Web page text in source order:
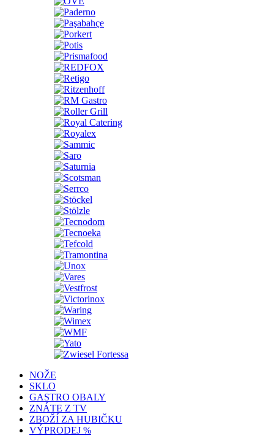
NOŽE
SKLO
GASTRO OBALY
ZNÁTE Z TV
ZBOŽÍ ZA HUBIČKU
VÝPRODEJ %